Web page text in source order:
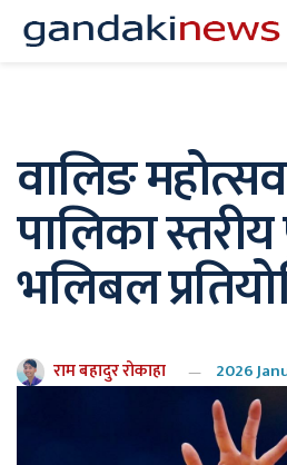
वालिङ
पालिका
भलिबल
राम बहादुर रोकाहा 2026